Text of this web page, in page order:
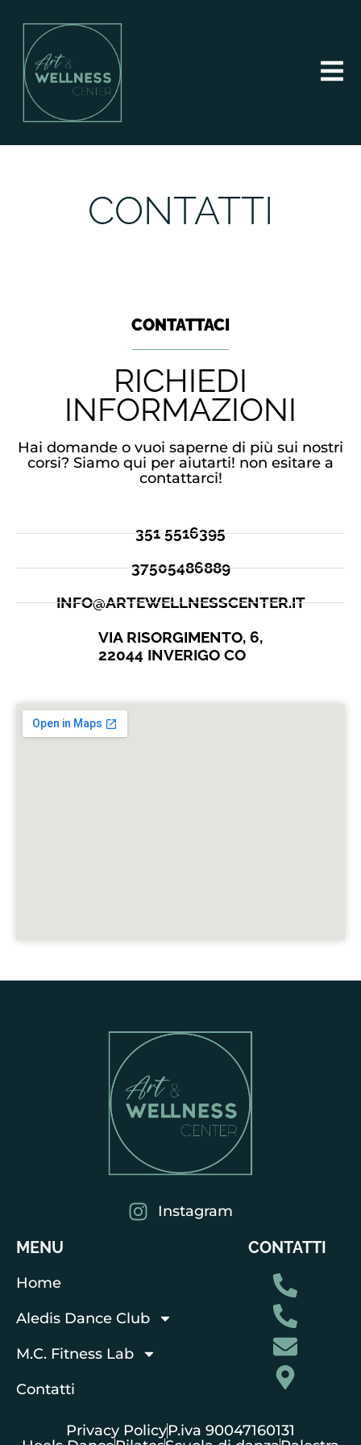
CONTATTI
CONTATTACI
RICHIEDI
INFORMAZIONI
Hai domande o vuoi saperne di più sui nostri
corsi? Siamo qui per aiutarti! non esitare a
contattarci!
351 5516395
37505486889
INFO@ARTEWELLNESSCENTER.IT
VIA RISORGIMENTO, 6,
22044 INVERIGO CO
Instagram
MENU
Home
Aledis Dance Club
M.C. Fitness Lab
Contatti
CONTATTI
Privacy PolicyP.iva 90047160131